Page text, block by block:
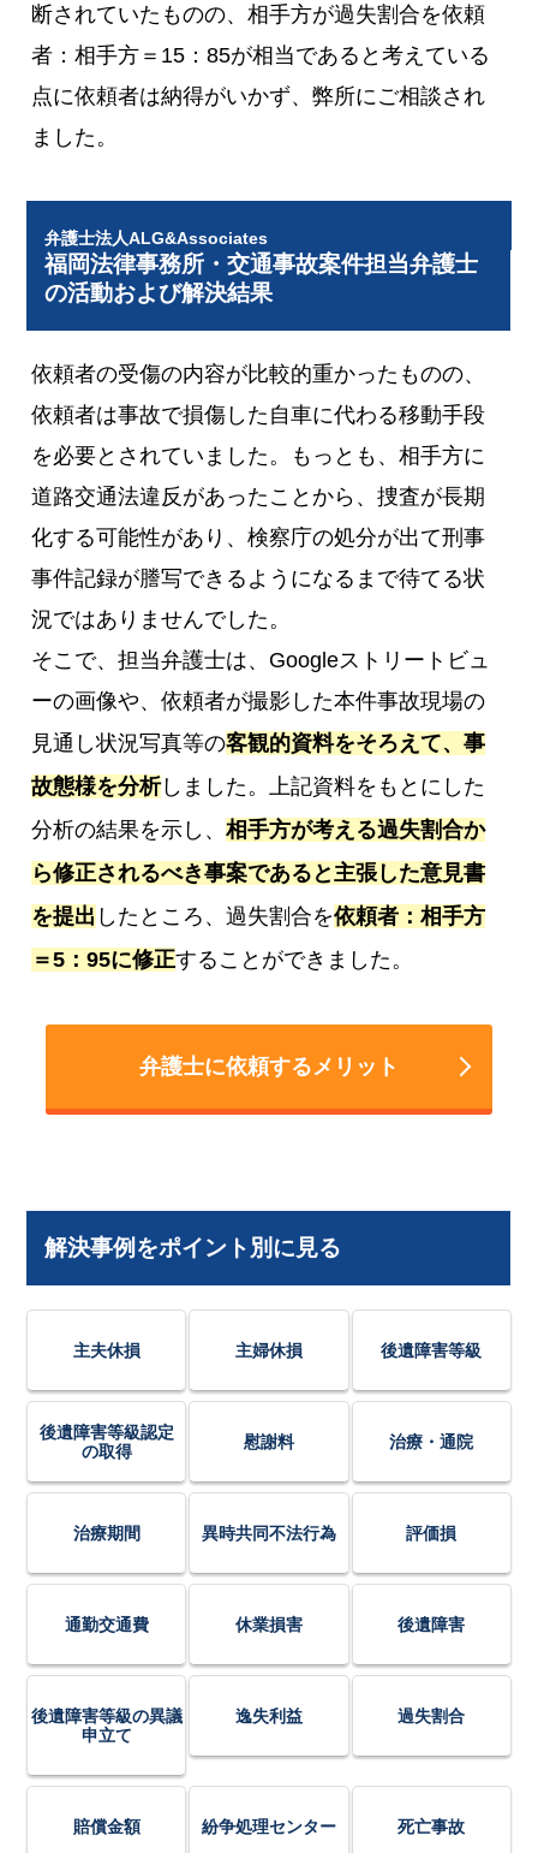
断されていたものの、相手方が過失割合を依頼
者：相手方＝15：85が相当であると考えている
点に依頼者は納得がいかず、弊所にご相談され
ました。
弁護士法人ALG&Associates
福岡法律事務所・交通事故案件担当弁護士
の活動および解決結果
依頼者の受傷の内容が比較的重かったものの、
依頼者は事故で損傷した自車に代わる移動手段
を必要とされていました。もっとも、相手方に
道路交通法違反があったことから、捜査が長期
化する可能性があり、検察庁の処分が出て刑事
事件記録が謄写できるようになるまで待てる状
況ではありませんでした。
そこで、担当弁護士は、Googleストリートビュ
ーの画像や、依頼者が撮影した本件事故現場の
見通し状況写真等の客観的資料をそろえて、事
故態様を分析しました。上記資料をもとにした
分析の結果を示し、相手方が考える過失割合か
ら修正されるべき事案であると主張した意見書
を提出 したところ、過失割合を依頼者：相手方
＝5：95に修正することができました。
弁護士に依頼するメリット
解決事例をポイント別に見る
主夫休損 主婦休損 後遺障害等級
後遺障害等級認定
の取得
慰謝料 治療・通院
治療期間 異時共同不法行為 評価損
通勤交通費 休業損害 後遺障害
後遺障害等級の異議
申立て
逸失利益 過失割合
賠償金額 紛争処理センター 死亡事故